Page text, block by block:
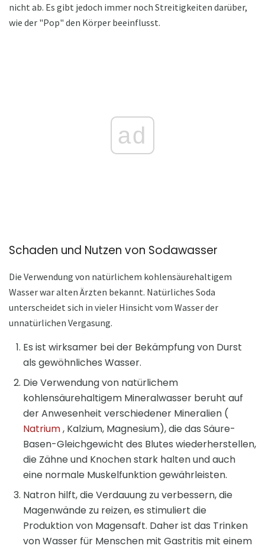
nicht ab. Es gibt jedoch immer noch Streitigkeiten darüber,
wie der "Pop" den Körper beeinflusst.
ad
Schaden und Nutzen von Sodawasser
Die Verwendung von natürlichem kohlensäurehaltigem
Wasser war alten Ärzten bekannt. Natürliches Soda
unterscheidet sich in vieler Hinsicht vom Wasser der
unnatürlichen Vergasung.
Es ist wirksamer bei der Bekämpfung von Durst
als gewöhnliches Wasser.
Die Verwendung von natürlichem
kohlensäurehaltigem Mineralwasser beruht auf
der Anwesenheit verschiedener Mineralien (
Natrium, Kalzium, Magnesium), die das Säure-
Basen-Gleichgewicht des Blutes wiederherstellen,
die Zähne und Knochen stark halten und auch
eine normale Muskelfunktion gewährleisten.
Natron hilft, die Verdauung zu verbessern, die
Magenwände zu reizen, es stimuliert die
Produktion von Magensaft. Daher ist das Trinken
von Wasser für Menschen mit Gastritis mit einem